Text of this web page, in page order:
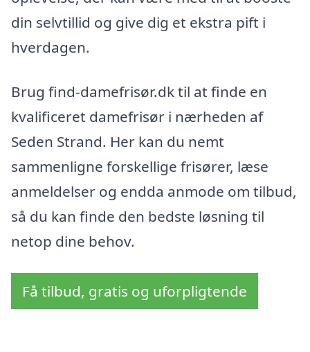
din selvtillid og give dig et ekstra pift i
hverdagen.
Brug find-damefrisør.dk til at finde en
kvalificeret damefrisør i nærheden af
Seden Strand. Her kan du nemt
sammenligne forskellige frisører, læse
anmeldelser og endda anmode om tilbud,
så du kan finde den bedste løsning til
netop dine behov.
Få tilbud, gratis og uforpligtende